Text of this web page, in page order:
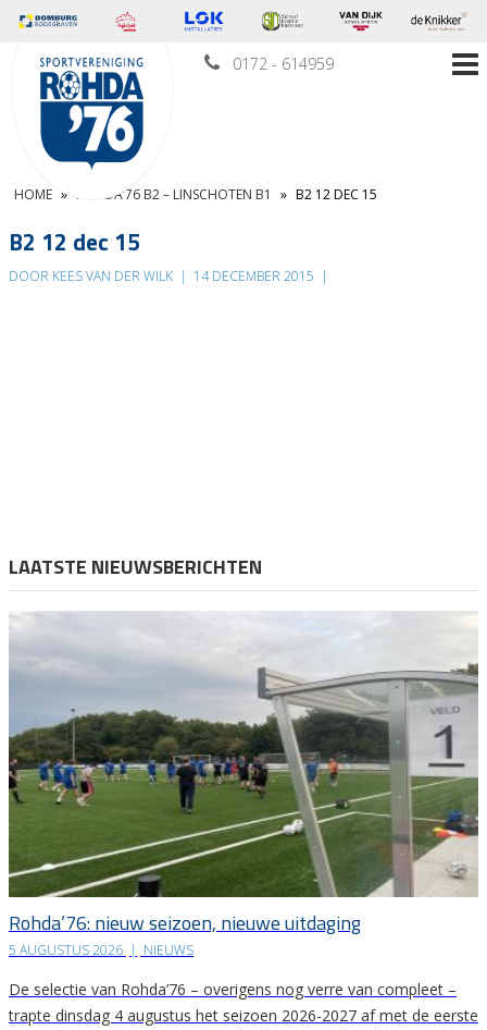
0172 - 614959
HOME » ROHDA’76 B2 – LINSCHOTEN B1 » B2 12 DEC 15
B2 12 dec 15
DOOR KEES VAN DER WILK | 14 DECEMBER 2015 |
LAATSTE NIEUWSBERICHTEN
Rohda’76: nieuw seizoen, nieuwe uitdaging
5 AUGUSTUS 2026 | NIEUWS
De selectie van Rohda’76 – overigens nog verre van compleet –
trapte dinsdag 4 augustus het seizoen 2026-2027 af met de eerste